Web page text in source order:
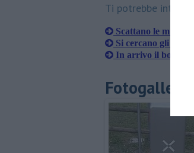
Ti potrebbe
Scattano le multe
Si cercano gli
In arrivo il bonus
Fotogallery